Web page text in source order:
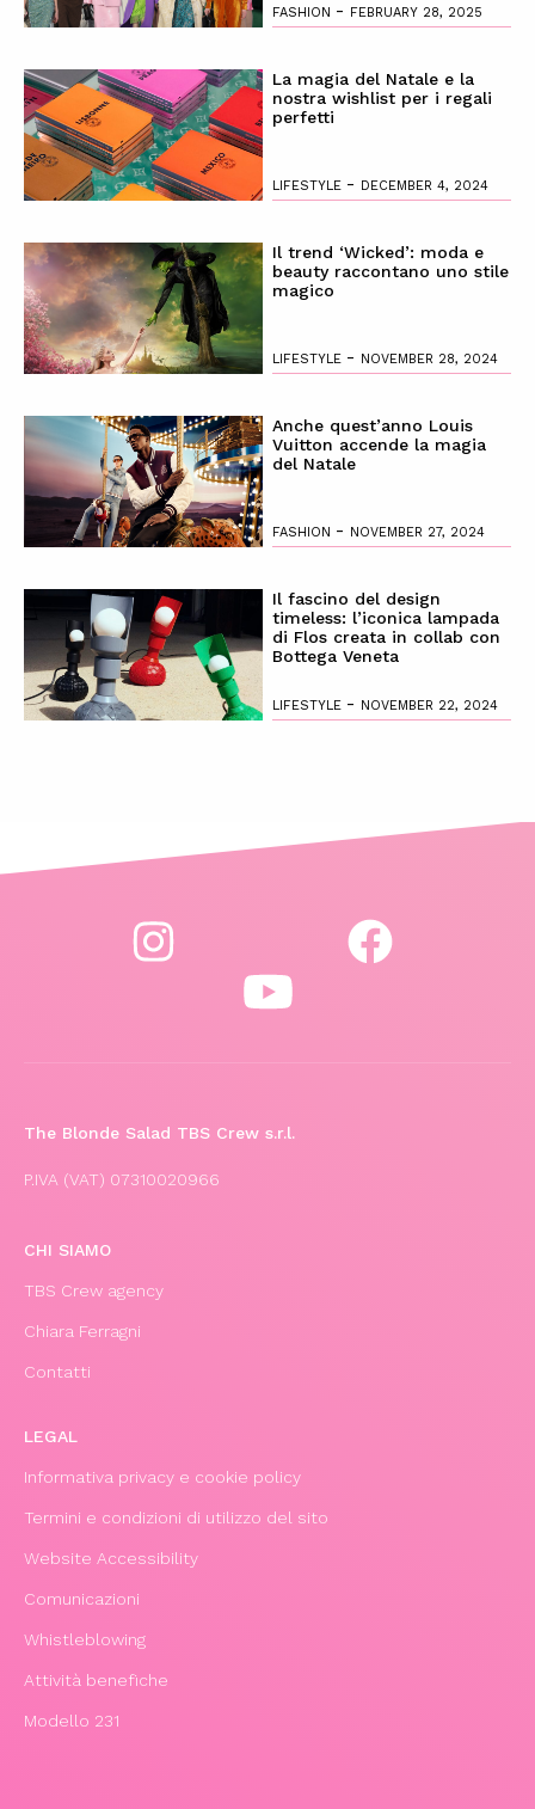
FASHION - FEBRUARY 28, 2025
La magia del Natale e la
nostra wishlist per i regali
perfetti
LIFESTYLE - DECEMBER 4, 2024
Il trend ‘Wicked’: moda e
beauty raccontano uno stile
magico
LIFESTYLE - NOVEMBER 28, 2024
Anche quest’anno Louis
Vuitton accende la magia
del Natale
FASHION - NOVEMBER 27, 2024
Il fascino del design
timeless: l’iconica lampada
di Flos creata in collab con
Bottega Veneta
LIFESTYLE - NOVEMBER 22, 2024
The Blonde Salad TBS Crew s.r.l.
P.IVA (VAT) 07310020966
CHI SIAMO
TBS Crew agency
Chiara Ferragni
Contatti
LEGAL
Informativa privacy e cookie policy
Termini e condizioni di utilizzo del sito
Website Accessibility
Comunicazioni
Whistleblowing
Attività benefiche
Modello 231